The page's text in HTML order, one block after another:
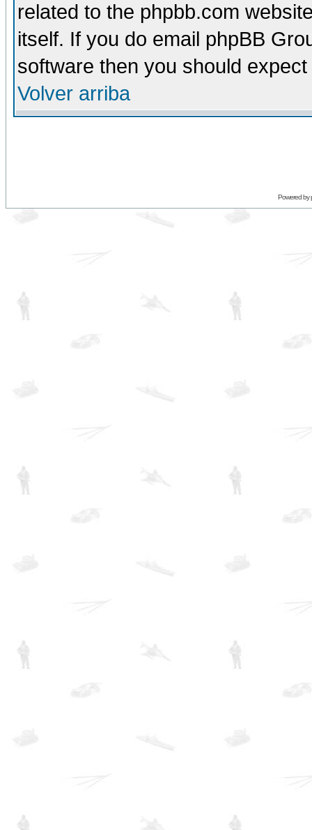
related to the phpbb.com
itself. If you do email phpBB
software then you should
Volver arriba
Powered by